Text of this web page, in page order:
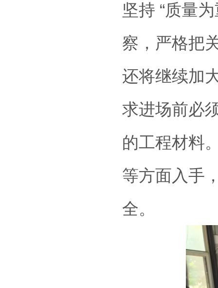
坚持 “质量
察，严格把
还将继续加
求进场前必
的工程材料
等方面入手
全。